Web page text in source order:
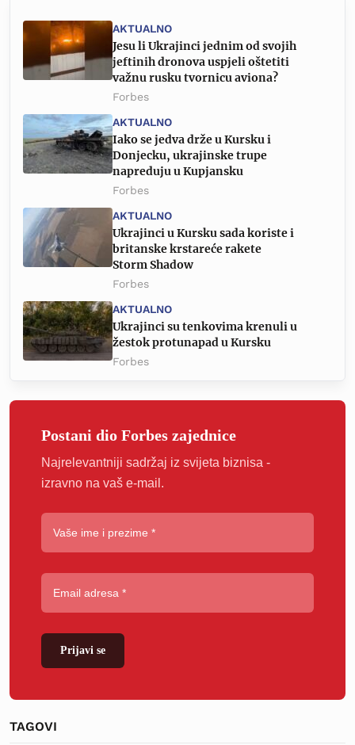
AKTUALNO
Jesu li Ukrajinci jednim od svojih
jeftinih dronova uspjeli oštetiti
važnu rusku tvornicu aviona?
Forbes
AKTUALNO
Iako se jedva drže u Kursku i
Donjecku, ukrajinske trupe
napreduju u Kupjansku
Forbes
AKTUALNO
Ukrajinci u Kursku sada koriste i
britanske krstareće rakete
Storm Shadow
Forbes
AKTUALNO
Ukrajinci su tenkovima krenuli u
žestok protunapad u Kursku
Forbes
Postani dio Forbes zajednice
Najrelevantniji sadržaj iz svijeta biznisa -
izravno na vaš e-mail.
Prijavi se
TAGOVI